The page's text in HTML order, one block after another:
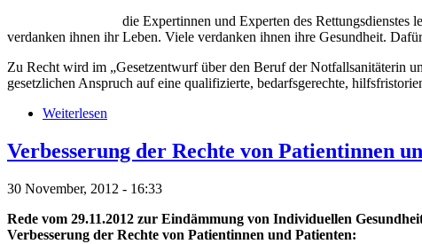
die Expertinnen und Experten des
verdanken ihnen ihr Leben. Viele verdanken ihnen ihre Gesundheit.
Zu Recht wird im „Gesetzentwurf über den Beruf der Notfallsanitäterin
gesetzlichen Anspruch auf eine qualifizierte, bedarfsgerechte,
Weiterlesen
Verbesserung der Rechte von Patientinnen
30 November, 2012 - 16:33
Rede vom 29.11.2012 zur Eindämmung von Individuellen
Verbesserung der Rechte von Patientinnen und Patienten: